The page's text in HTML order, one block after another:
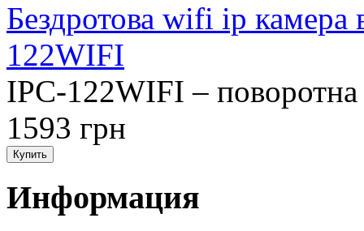
Бездротова wifi ip камера
122WIFI
IPC-122WIFI –
1593 грн
Информация